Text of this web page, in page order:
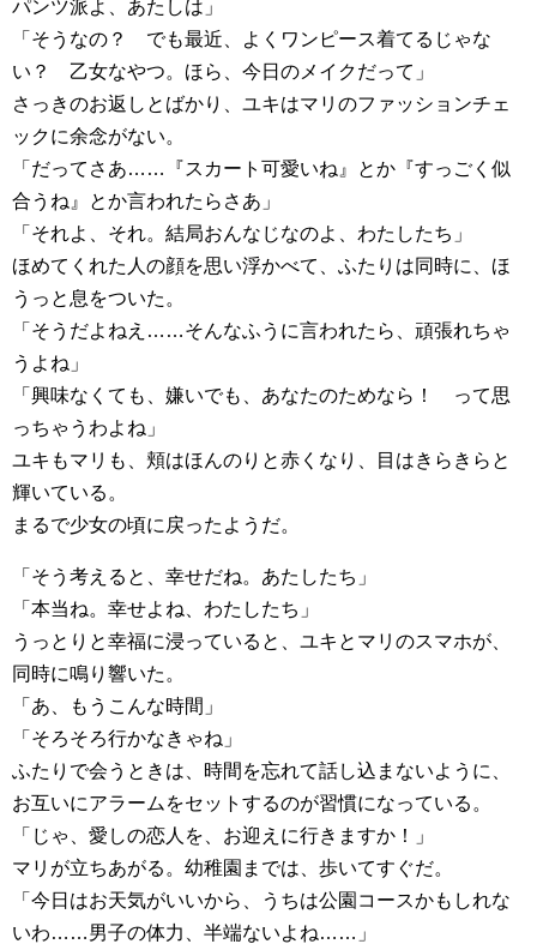
パンツ派よ、あたしは」
「そうなの？ でも最近、よくワンピース着てるじゃな
い？ 乙女なやつ。ほら、今日のメイクだって」
さっきのお返しとばかり、ユキはマリのファッションチェ
ックに余念がない。
「だってさあ……『スカート可愛いね』とか『すっごく似
合うね』とか言われたらさあ」
「それよ、それ。結局おんなじなのよ、わたしたち」
ほめてくれた人の顔を思い浮かべて、ふたりは同時に、ほ
うっと息をついた。
「そうだよねえ……そんなふうに言われたら、頑張れちゃ
うよね」
「興味なくても、嫌いでも、あなたのためなら！ って思
っちゃうわよね」
ユキもマリも、頬はほんのりと赤くなり、目はきらきらと
輝いている。
まるで少女の頃に戻ったようだ。
「そう考えると、幸せだね。あたしたち」
「本当ね。幸せよね、わたしたち」
うっとりと幸福に浸っていると、ユキとマリのスマホが、
同時に鳴り響いた。
「あ、もうこんな時間」
「そろそろ行かなきゃね」
ふたりで会うときは、時間を忘れて話し込まないように、
お互いにアラームをセットするのが習慣になっている。
「じゃ、愛しの恋人を、お迎えに行きますか！」
マリが立ちあがる。幼稚園までは、歩いてすぐだ。
「今日はお天気がいいから、うちは公園コースかもしれな
いわ……男子の体力、半端ないよね……」